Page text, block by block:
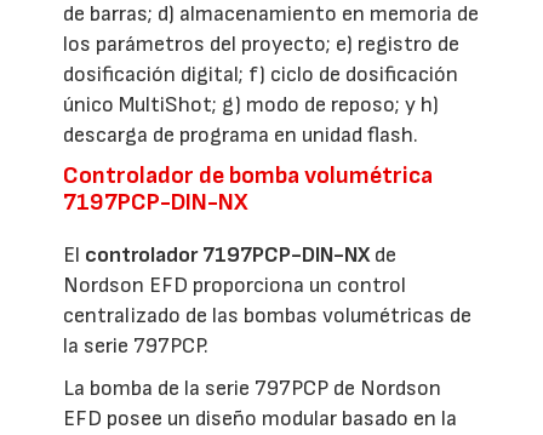
de barras; d) almacenamiento en memoria de
los parámetros del proyecto; e) registro de
dosificación digital; f) ciclo de dosificación
único MultiShot; g) modo de reposo; y h)
descarga de programa en unidad flash.
Controlador de bomba volumétrica
7197PCP-DIN-NX
El controlador 7197PCP-DIN-NXde
Nordson EFD proporciona un control
centralizado de las bombas volumétricas de
la serie 797PCP.
La bomba de la serie 797PCP de Nordson
EFD posee un diseño modular basado en la